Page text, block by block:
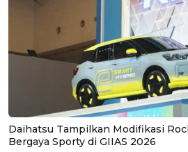
Daihatsu Tampilkan Modifikasi
Bergaya Sporty di GIIAS 2026